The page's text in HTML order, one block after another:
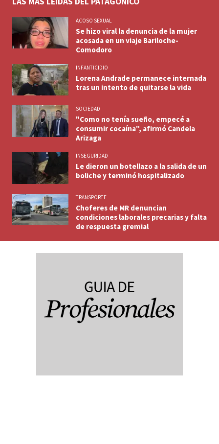
ACOSO SEXUAL
Se hizo viral la denuncia de la mujer
acosada en un viaje Bariloche-
Comodoro
INFANTICIDIO
Lorena Andrade permanece internada
tras un intento de quitarse la vida
SOCIEDAD
"Como no tenía sueño, empecé a
consumir cocaína", afirmó Candela
Arizaga
INSEGURIDAD
Le dieron un botellazo a la salida de un
boliche y terminó hospitalizado
TRANSPORTE
Choferes de MR denuncian
condiciones laborales precarias y falta
de respuesta gremial